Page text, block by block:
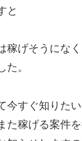
と
稼げそうにな
た。
今すぐ知りたい
た稼げる案件